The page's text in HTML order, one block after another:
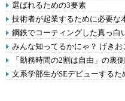
選ばれるための3要素
技術者が起業するために必要な
鋼鉄でコーティングした真っ
みんな知ってるかにゃ？ げき
「勤務時間の2割は自由」の裏
文系学部生がSEデビューするた